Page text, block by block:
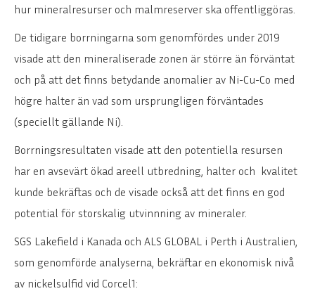
hur mineralresurser och malmreserver ska offentliggöras.
De tidigare borrningarna som genomfördes under 2019
visade att den mineraliserade zonen är större än förväntat
och på att det finns betydande anomalier av Ni-Cu-Co med
högre halter än vad som ursprungligen förväntades
(speciellt gällande Ni).
Borrningsresultaten visade att den potentiella resursen
har en avsevärt ökad areell utbredning, halter och kvalitet
kunde bekräftas och de visade också att det finns en god
potential för storskalig utvinnning av mineraler.
SGS Lakefield i Kanada och ALS GLOBAL i Perth i Australien,
som genomförde analyserna, bekräftar en ekonomisk nivå
av nickelsulfid vid Corcel1: